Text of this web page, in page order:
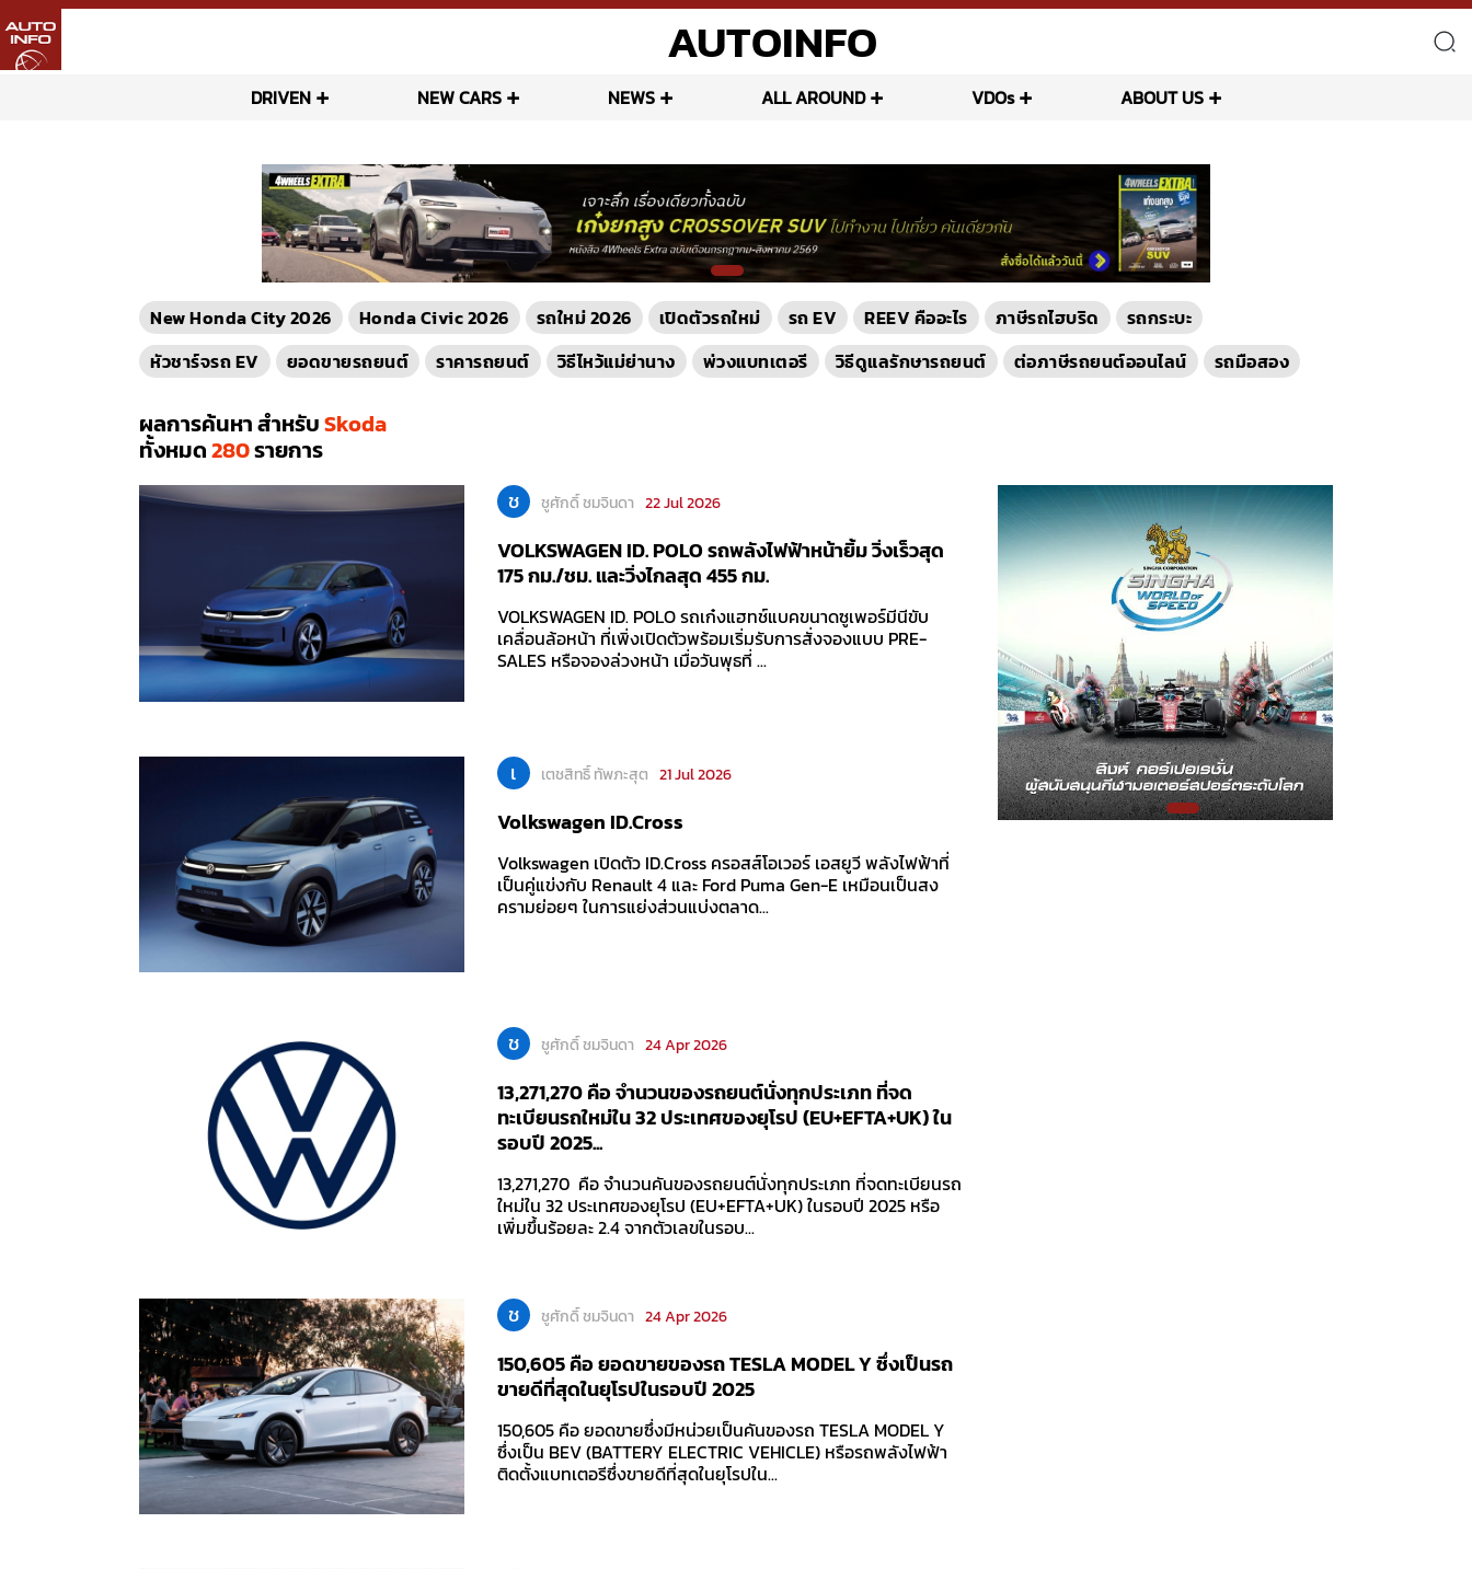
AUTOINFO
DRIVEN NEW CARS NEWS ALL AROUND VDOs ABOUT US
New Honda City 2026 Honda Civic 2026 รถใหม่ 2026 เปิดตัวรถใหม่ รถ EV REEV คืออะไร ภาษีรถไฮบริด
รถกระบะ
หัวชาร์จรถ EV
ยอดขายรถยนต์ ราคารถยนต์ วิธีไหว้แม่ย่านาง พ่วงแบทเตอรี วิธีดูแลรักษารถยนต์ ต่อภาษีรถยนต์ออนไลน์ รถมือสอง
ผลการค้นหา สำหรับSkoda
ทั้งหมด280รายการ
ช ชูศักดิ์ ชมจินดา 22 Jul 2026
VOLKSWAGEN ID. POLO รถพลังไฟฟ้าหน้ายิ้ม วิ่งเร็วสุด
175 กม./ชม. และวิ่งไกลสุด 455 กม.
VOLKSWAGEN ID. POLO รถเก๋งแฮทช์แบคขนาดซูเพอร์มีนีขับ
เคลื่อนล้อหน้า ที่เพิ่งเปิดตัวพร้อมเริ่มรับการสั่งจองแบบ PRE-
SALES หรือจองล่วงหน้า เมื่อวันพุธที่ ...
เ เตชสิทธิ์ ทัพภะสุต 21 Jul 2026
Volkswagen ID.Cross
Volkswagen เปิดตัว ID.Cross ครอสส์โอเวอร์ เอสยูวี พลังไฟฟ้าที่
เป็นคู่แข่งกับ Renault 4 และ Ford Puma Gen-E เหมือนเป็นสง
ครามย่อยๆ ในการแย่งส่วนแบ่งตลาด...
ช ชูศักดิ์ ชมจินดา 24 Apr 2026
13,271,270 คือ จำนวนของรถยนต์นั่งทุกประเภท ที่จด
ทะเบียนรถใหม่ใน 32 ประเทศของยุโรป (EU+EFTA+UK) ใน
รอบปี 2025...
13,271,270 คือ จำนวนคันของรถยนต์นั่งทุกประเภท ที่จดทะเบียนรถ
ใหม่ใน 32 ประเทศของยุโรป (EU+EFTA+UK) ในรอบปี 2025 หรือ
เพิ่มขึ้นร้อยละ 2.4 จากตัวเลขในรอบ...
ช ชูศักดิ์ ชมจินดา 24 Apr 2026
150,605 คือ ยอดขายของรถ TESLA MODEL Y ซึ่งเป็นรถ
ขายดีที่สุดในยุโรปในรอบปี 2025
150,605 คือ ยอดขายซึ่งมีหน่วยเป็นคันของรถ TESLA MODEL Y
ซึ่งเป็น BEV (BATTERY ELECTRIC VEHICLE) หรือรถพลังไฟฟ้า
ติดตั้งแบทเตอรีซึ่งขายดีที่สุดในยุโรปใน...